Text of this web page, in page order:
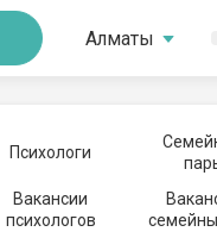
Алматы
Психологи
Вакансии
психологов